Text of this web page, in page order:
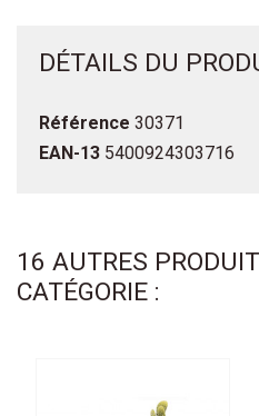
DÉTAILS DU
Référence 30371
EAN-13 5400924303716
16 AUTRES
CATÉGORIE :